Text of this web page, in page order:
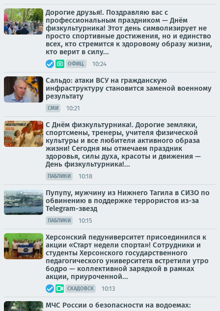
Дорогие друзья!. Поздравляю вас с
профессиональным праздником — Днём
физкультурника! Этот день символизирует не
просто спортивные достижения, но и единство
всех, кто стремится к здоровому образу жизни,
кто верит в силу...
ОФИЦ. 10:24
Сальдо: атаки ВСУ на гражданскую
инфраструктуру становится заменой военному
результату
СМИ 10:21
С Днём физкультурника!. Дорогие земляки,
спортсмены, тренеры, учителя физической
культуры и все любители активного образа
жизни! Сегодня мы отмечаем праздник
здоровья, силы духа, красоты и движения —
День физкультурника!...
ПАБЛИКИ 10:18
Пупупу, мужчину из Нижнего Тагила в СИЗО по
обвинению в поддержке террористов из-за
Telegram-звезд
ПАБЛИКИ 10:15
Херсонский педуниверситет присоединился к
акции «Старт недели спорта»! Сотрудники и
студенты Херсонского государственного
педагогического университета встретили утро
бодро — коллективной зарядкой в рамках
акции, приуроченной...
СКАДОВСК 10:13
МЧС России о безопасности на водоемах: